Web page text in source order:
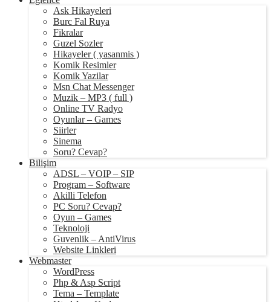
Ask Hikayeleri
Burc Fal Ruya
Fikralar
Guzel Sozler
Hikayeler ( yasanmis )
Komik Resimler
Komik Yazilar
Msn Chat Messenger
Muzik – MP3 ( full )
Online TV Radyo
Oyunlar – Games
Siirler
Sinema
Soru? Cevap?
Bilişim
ADSL – VOIP – SIP
Program – Software
Akilli Telefon
PC Soru? Cevap?
Oyun – Games
Teknoloji
Guvenlik – AntiVirus
Website Linkleri
Webmaster
WordPress
Php & Asp Script
Tema – Template